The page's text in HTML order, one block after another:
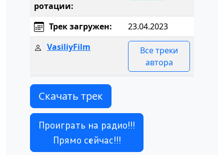
ротации:
Трек загружен:
23.04.2023
VasiliyFilm
Все треки
автора
Скачать трек
Проиграть на радио!!!
Прямо сейчас!!!